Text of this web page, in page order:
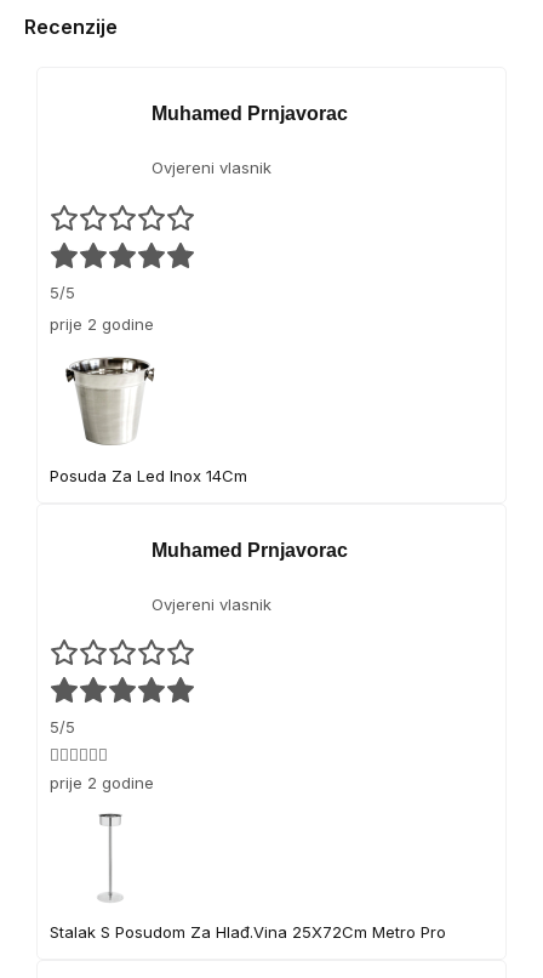
Recenzije
Muhamed Prnjavorac
Ovjereni vlasnik
5/5
prije 2 godine
Posuda Za Led Inox 14Cm
Muhamed Prnjavorac
Ovjereni vlasnik
5/5
👍🏻👍🏻👍🏻
prije 2 godine
Stalak S Posudom Za Hlađ.Vina 25X72Cm Metro Pro